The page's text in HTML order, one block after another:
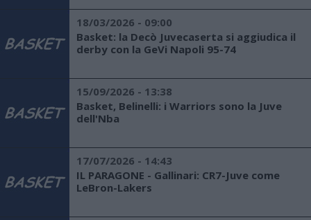
18/03/2026 - 09:00
Basket: la Decò Juvecaserta si aggiudica il
derby con la GeVi Napoli 95-74
15/09/2026 - 13:38
Basket, Belinelli: i Warriors sono la Juve
dell'Nba
17/07/2026 - 14:43
IL PARAGONE - Gallinari: CR7-Juve come
LeBron-Lakers